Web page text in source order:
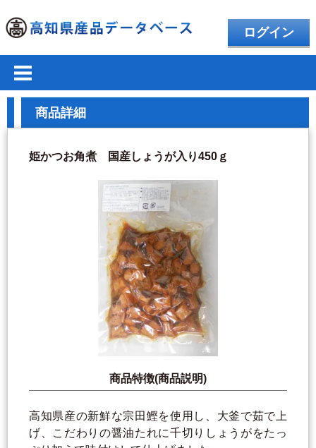
ログイン
商品詳細
姫かつお角煮 国産しょうが入り450ｇ
商品特徴(商品説明)
高知県産の新鮮な宗田鰹を使用し、大釜で茹で上
げ、こだわりの醤油たれに千切りしょうがをたっ